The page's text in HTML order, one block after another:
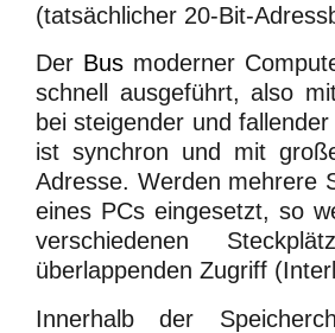
(tatsächlicher 20-Bit-
Der Bus moderner
schnell ausgeführt, also
bei steigender und
ist synchron und mit
Adresse. Werden mehrere
eines PCs eingesetzt, so
verschiedenen
überlappenden Zugriff
Innerhalb der